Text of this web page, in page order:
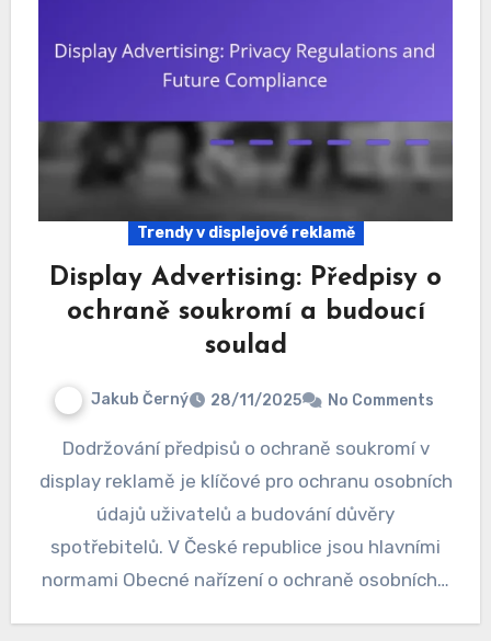
Trendy v displejové reklamě
Display Advertising: Předpisy o
ochraně soukromí a budoucí
soulad
Jakub Černý 28/11/2025 No Comments
Dodržování předpisů o ochraně soukromí v
display reklamě je klíčové pro ochranu osobních
údajů uživatelů a budování důvěry
spotřebitelů. V České republice jsou hlavními
normami Obecné nařízení o ochraně osobních…